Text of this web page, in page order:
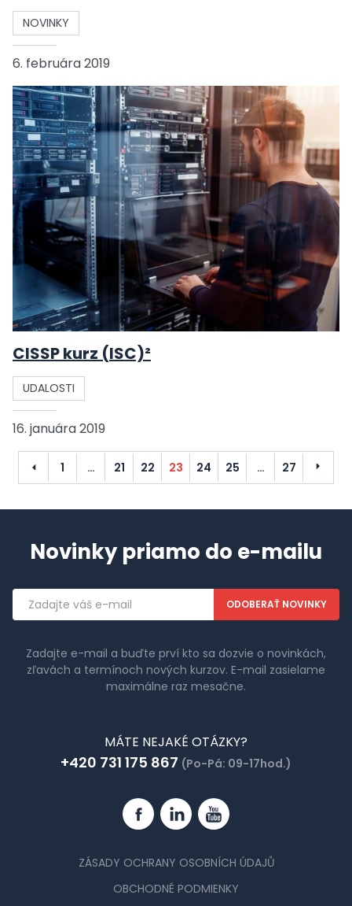
NOVINKY
6. februára 2019
CISSP kurz (ISC)²
UDALOSTI
16. januára 2019
Predchádzajúci
1 … 21 22 23 24 25 … 27 Ďalší
Novinky priamo do e-mailu
Emailová
adresa
Zadajte e-mail a buďte prví kto sa dozvie o novinkách,
zľavách a termínoch nových kurzov. E-mail zasielame
maximálne raz mesačne.
MÁTE NEJAKÉ OTÁZKY?
+420 731 175 867 (Po-Pá: 09-17hod.)
FacebookLinkedinYouTube
ZÁSADY OCHRANY OSOBNÍCH ÚDAJŮ
OBCHODNÉ PODMIENKY